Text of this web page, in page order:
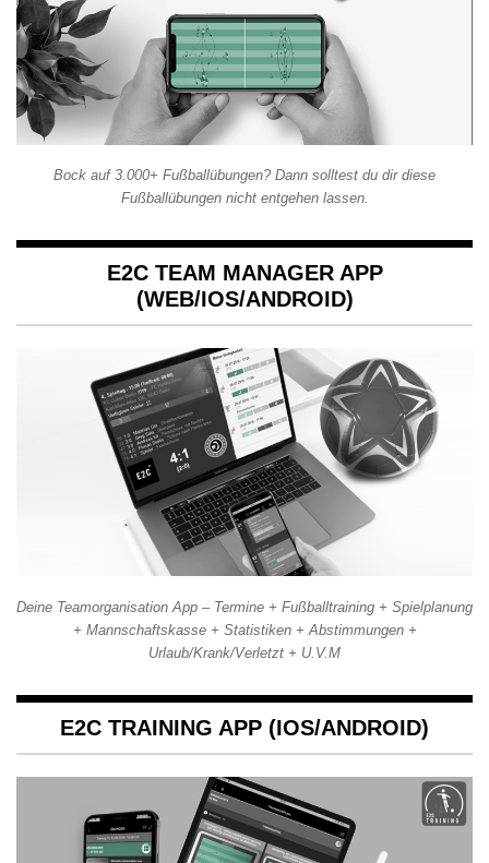
Bock auf 3.000+ Fußballübungen? Dann solltest du dir diese
Fußballübungen nicht entgehen lassen.
E2C TEAM MANAGER APP
(WEB/IOS/ANDROID)
Deine Teamorganisation App – Termine + Fußballtraining + Spielplanung
+ Mannschaftskasse + Statistiken + Abstimmungen +
Urlaub/Krank/Verletzt + U.V.M
E2C TRAINING APP (IOS/ANDROID)